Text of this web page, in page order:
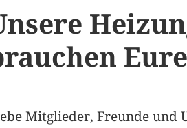
Mitglieder, Freunde und